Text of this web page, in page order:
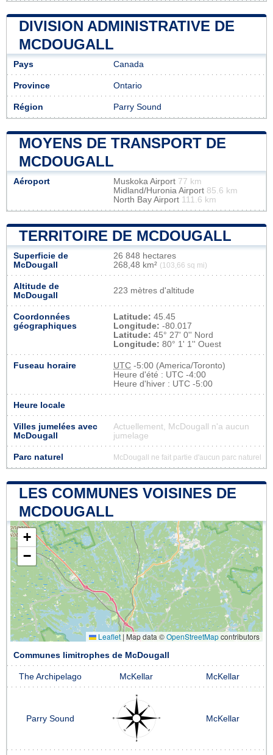
DIVISION ADMINISTRATIVE DE
MCDOUGALL
Pays Canada
Province Ontario
Région Parry Sound
MOYENS DE TRANSPORT DE
MCDOUGALL
Aéroport Muskoka Airport 77 km
Midland/Huronia Airport 85.6 km
North Bay Airport 111.6 km
TERRITOIRE DE MCDOUGALL
Superficie de
McDougall
26 848 hectares
268,48 km² (103,66 sq mi)
Altitude de
McDougall
223 mètres d'altitude
Coordonnées
géographiques
Latitude: 45.45
Longitude: -80.017
Latitude: 45° 27' 0'' Nord
Longitude: 80° 1' 1'' Ouest
Fuseau horaire UTC -5:00 (America/Toronto)
Heure d'été : UTC -4:00
Heure d'hiver : UTC -5:00
Heure locale
Villes jumelées avec
McDougall
Actuellement, McDougall n'a aucun
jumelage
Parc naturel McDougall ne fait partie d'aucun parc naturel
LES COMMUNES VOISINES DE
MCDOUGALL
+
−
Leaflet | Map data ©OpenStreetMapcontributors
Communes limitrophes de McDougall
The Archipelago McKellar McKellar
Parry Sound McKellar